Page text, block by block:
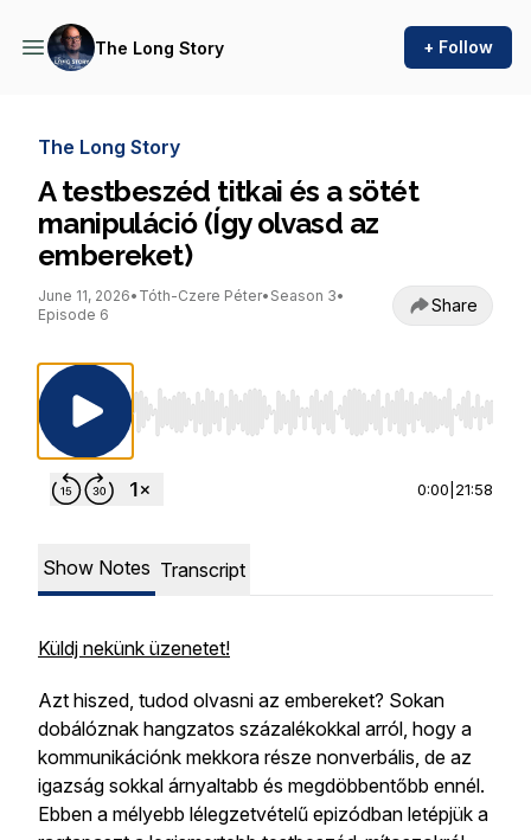
The Long Story + Follow
The Long Story
A testbeszéd titkai és a sötét
manipuláció (Így olvasd az
embereket)
June 11, 2026• Tóth-Czere Péter• Season 3•
Episode 6
Share
Use Left/Right to seek, Home/End to jump
0:00 21:58
Show Notes Transcript
Küldj nekünk üzenetet!
Azt hiszed, tudod olvasni az embereket? Sokan
dobálóznak hangzatos százalékokkal arról, hogy a
kommunikációnk mekkora része nonverbális, de az
igazság sokkal árnyaltabb és megdöbbentőbb ennél.
Ebben a mélyebb lélegzetvételű epizódban letépjük a